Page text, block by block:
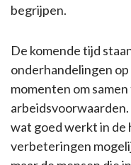
begrijpen.
De komende tijd
onderhandelingen
momenten om
wat goed werkt in de
verbeteringen